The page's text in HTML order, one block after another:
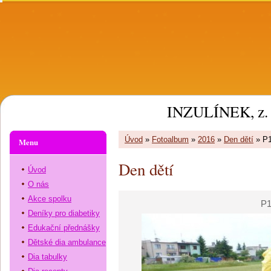
INZULÍNEK, z.
Úvod » Fotoalbum » 2016 » Den dětí »
Den dětí
Menu
Úvod
O nás
Akce spolku
Deníky pro diabetiky
Edukační přednášky
Dětské dia ambulance
Dia tabulky